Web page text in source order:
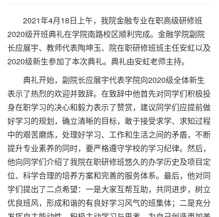
2021年4月18日上午，我院金融专业在职高级研修班
2020级开班典礼在学院南路校区顺利完成。金融学院副院
长应展宇、教师代表陶坤玉、院在职研修班班主任安虹以及
2020级新生参加了本次典礼。典礼由安虹老师主持。
典礼开始，副院长应展宇代表学院向2020级全体新生
表示了热烈的欢迎并致辞。在致辞中他首先对同学们积极投
身在职学习的决心和毅力表示了赞赏，建议同学们应提前做
好学习的规划，确立清晰的目标，敢于接受求学、求知过程
中的艰苦磨炼，处理好学习、工作和生活之间的矛盾，不断
提升专业素养的同时，要严格遵守学校的学习纪律。然后，
他向同学们介绍了我院在职研修班悠久的办学历史及项目定
位、科学合理的培养方案和完善的服务体系。最后，他对同
学们提出了二点希望：一是大家互帮互助，共同进步，树立
优良班风，形成和谐的有良好学习风气的班集体；二是充分